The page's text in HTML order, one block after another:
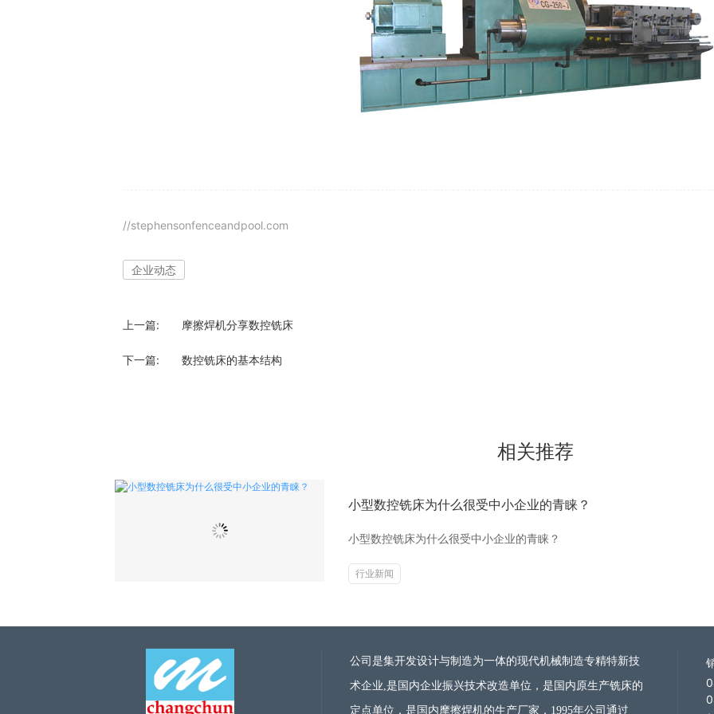
//stephensonfenceandpool.com
企业动态
上一篇: 摩擦焊机分享数控铣床
下一篇: 数控铣床的基本结构
相关推荐
小型数控铣床为什么很受中小企业的青睐？
小型数控铣床为什么很受中小企业的青睐？
行业新闻
公司是集开发设计与制造为一体的现代机械制造专精特新技
术企业,是国内企业振兴技术改造单位，是国内原生产铣床的
定点单位，是国内摩擦焊机的生产厂家，1995年公司通过